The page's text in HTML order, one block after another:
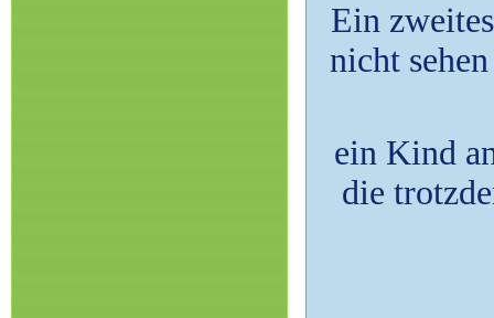
Ein
nicht
ein Kind
die